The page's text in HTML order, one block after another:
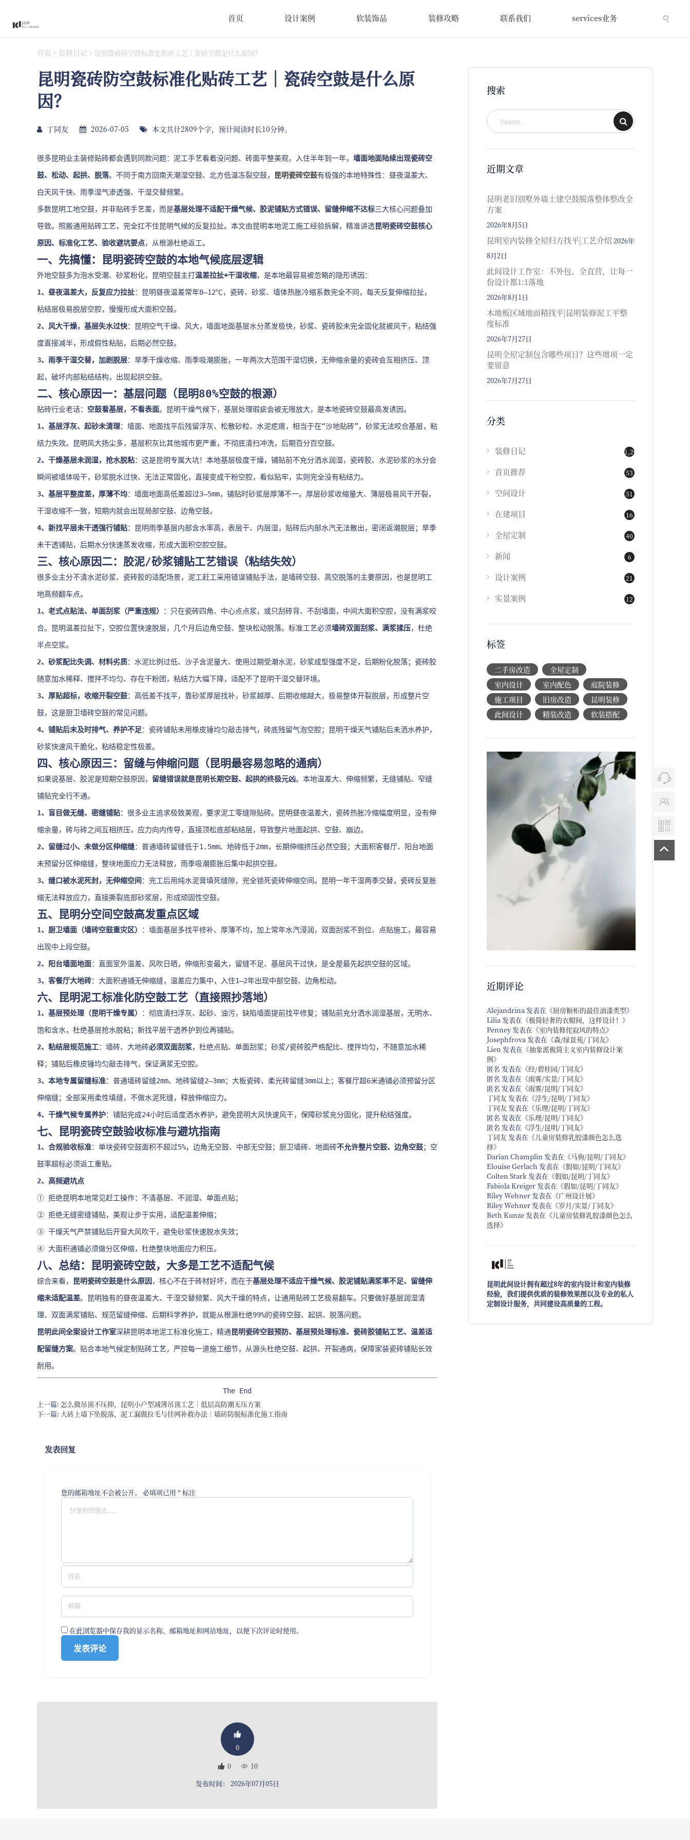
首页 设计案例 软装饰品 装修攻略 联系我们 services业务
首页 > 装修日记 > 昆明瓷砖防空鼓标准化贴砖工艺｜瓷砖空鼓是什么原因？
昆明瓷砖防空鼓标准化贴砖工艺｜瓷砖空鼓是什么原
因？
丁同友 2026-07-05 本文共计2809个字，预计阅读时长10分钟。
很多昆明业主装修贴砖都会遇到同款问题：泥工手艺看着没问题、砖面平整美观，入住半年到一年， 墙面地面陆续出现瓷砖空
鼓、松动、起拱、脱落。不同于南方回南天潮湿空鼓、北方低温冻裂空鼓， 昆明瓷砖空鼓有极强的本地特殊性：昼夜温差大、
白天风干快、雨季湿气渗透强、干湿交替频繁。
多数昆明工地空鼓，并非贴砖手艺差，而是基层处理不适配干燥气候、胶泥铺贴方式错误、留缝伸缩不达标三大核心问题叠加
导致。照搬通用贴砖工艺，完全扛不住昆明气候的反复拉扯。本文由昆明本地泥工施工经验拆解，精准讲透昆明瓷砖空鼓核心
原因、标准化工艺、验收避坑要点，从根源杜绝返工。
一、先搞懂：昆明瓷砖空鼓的本地气候底层逻辑
外地空鼓多为泡水受潮、砂浆粉化，昆明空鼓主打温差拉扯+干湿收缩，是本地最容易被忽略的隐形诱因：
1、昼夜温差大，反复应力拉扯：昆明昼夜温差常年8–12℃，瓷砖、砂浆、墙体热胀冷缩系数完全不同，每天反复伸缩拉扯，
粘结层极易脱层空腔，慢慢形成大面积空鼓。
2、风大干燥，基层失水过快：昆明空气干燥、风大，墙面地面基层水分蒸发极快，砂浆、瓷砖胶未完全固化就被风干，粘结强
度直接减半，形成假性粘贴，后期必然空鼓。
3、雨季干湿交替，加剧脱层：旱季干燥收缩、雨季吸潮膨胀，一年两次大范围干湿切换，无伸缩余量的瓷砖会互相挤压、顶
起，破坏内部粘结结构，出现起拱空鼓。
二、核心原因一：基层问题（昆明80%空鼓的根源）
贴砖行业老话： 空鼓看基层，不看表面。昆明干燥气候下，基层处理瑕疵会被无限放大，是本地瓷砖空鼓最高发诱因。
1、基层浮灰、起砂未清理：墙面、地面找平后残留浮灰、松散砂粒、水泥疙瘩，相当于在“沙地贴砖”，砂浆无法咬合基层，粘
结力失效。昆明风大扬尘多，基层积灰比其他城市更严重，不彻底清扫冲洗，后期百分百空鼓。
2、干燥基层未润湿，抢水脱粘：这是昆明专属大坑！本地基层极度干燥，铺贴前不充分洒水润湿，瓷砖胶、水泥砂浆的水分会
瞬间被墙体吸干，砂浆脱水过快、无法正常固化，直接变成干粉空腔，看似贴牢，实则完全没有粘结力。
3、基层平整度差，厚薄不均：墙面地面高低差超过3–5mm，铺贴时砂浆层厚薄不一。厚层砂浆收缩量大、薄层极易风干开裂，
干湿收缩不一致，短期内就会出现局部空鼓、边角空鼓。
4、新找平层未干透强行铺贴：昆明雨季基层内部含水率高，表层干、内层湿，贴砖后内部水汽无法散出，密闭返潮脱层；旱季
未干透铺贴，后期水分快速蒸发收缩，形成大面积空腔空鼓。
三、核心原因二：胶泥/砂浆铺贴工艺错误（粘结失效）
很多业主分不清水泥砂浆、瓷砖胶的适配场景，泥工赶工采用错误铺贴手法，是墙砖空鼓、高空脱落的主要原因，也是昆明工
地高频翻车点。
1、老式点贴法、单面刮浆（严重违规） ：只在瓷砖四角、中心点点浆，或只刮砖背、不刮墙面，中间大面积空腔，没有满浆咬
合。昆明温差拉扯下，空腔位置快速脱层，几个月后边角空鼓、整块松动脱落。标准工艺必须墙砖双面刮浆、满浆揉压，杜绝
半点空浆。
2、砂浆配比失调、材料劣质：水泥比例过低、沙子含泥量大、使用过期受潮水泥，砂浆成型强度不足，后期粉化脱落；瓷砖胶
随意加水稀释、搅拌不均匀、存在干粉团，粘结力大幅下降，适配不了昆明干湿交替环境。
3、厚贴超标，收缩开裂空鼓：高低差不找平，靠砂浆厚层找补，砂浆越厚、后期收缩越大，极易整体开裂脱层，形成整片空
鼓，这是厨卫墙砖空鼓的常见问题。
4、铺贴后未及时排气、养护不足：瓷砖铺贴未用橡皮锤均匀敲击排气，砖底残留气泡空腔；昆明干燥天气铺贴后未洒水养护，
砂浆快速风干脆化，粘结稳定性极差。
四、核心原因三：留缝与伸缩问题（昆明最容易忽略的通病）
如果说基层、胶泥是短期空鼓原因， 留缝错误就是昆明长期空鼓、起拱的终极元凶。本地温差大、伸缩频繁，无缝铺贴、窄缝
铺贴完全行不通。
1、盲目做无缝、密缝铺贴：很多业主追求极致美观，要求泥工零缝隙贴砖。昆明昼夜温差大，瓷砖热胀冷缩幅度明显，没有伸
缩余量，砖与砖之间互相挤压，应力向内传导，直接顶松底部粘结层，导致整片地面起拱、空鼓、崩边。
2、留缝过小、未做分区伸缩缝：普通墙砖留缝低于1.5mm、地砖低于2mm，长期伸缩挤压必然空鼓；大面积客餐厅、阳台地面
未预留分区伸缩缝，整块地面应力无法释放，雨季吸潮膨胀后集中起拱空鼓。
3、缝口被水泥死封，无伸缩空间 ：完工后用纯水泥膏填死缝隙，完全锁死瓷砖伸缩空间。昆明一年干湿两季交替，瓷砖反复胀
缩无法释放应力，直接撕裂底部砂浆层，形成顽固性空鼓。
五、昆明分空间空鼓高发重点区域
1、厨卫墙面（墙砖空鼓重灾区） ：墙面基层多找平修补、厚薄不均，加上常年水汽浸润，双面刮浆不到位、点贴施工，最容易
出现中上段空鼓。
2、阳台墙面地面：直面室外温差、风吹日晒，伸缩形变最大，留缝不足、基层风干过快，是全屋最先起拱空鼓的区域。
3、客餐厅大地砖：大面积通铺无伸缩缝，温差应力集中，入住1–2年出现中部空鼓、边角松动。
六、昆明泥工标准化防空鼓工艺（直接照抄落地）
1、基层预处理（昆明干燥专属） ：彻底清扫浮灰、起砂、油污，缺陷墙面提前找平修复；铺贴前充分洒水润湿基层，无明水、
饱和含水，杜绝基层抢水脱粘；新找平层干透养护到位再铺贴。
2、粘结层规范施工：墙砖、大地砖必须双面刮浆，杜绝点贴、单面刮浆；砂浆/瓷砖胶严格配比、搅拌均匀，不随意加水稀
释；铺贴后橡皮锤均匀敲击排气，保证满浆无空腔。
3、本地专属留缝标准：普通墙砖留缝2mm、地砖留缝2–3mm；大板瓷砖、柔光砖留缝3mm以上；客餐厅超6米通铺必须预留分区
伸缩缝；全部采用柔性填缝，不做水泥死缝，释放伸缩应力。
4、干燥气候专属养护：铺贴完成24小时后适度洒水养护，避免昆明大风快速风干，保障砂浆充分固化，提升粘结强度。
七、昆明瓷砖空鼓验收标准与避坑指南
1、合规验收标准：单块瓷砖空鼓面积不超过5%，边角无空鼓、中部无空鼓；厨卫墙砖、地面砖不允许整片空鼓、边角空鼓；空
鼓率超标必须返工重贴。
2、高频避坑点
① 拒绝昆明本地常见赶工操作：不清基层、不润湿、单面点贴；
② 拒绝无缝密缝铺贴，美观让步于实用，适配温差伸缩；
③ 干燥天气严禁铺贴后开窗大风吹干，避免砂浆快速脱水失效；
④ 大面积通铺必须做分区伸缩，杜绝整块地面应力积压。
八、总结：昆明瓷砖空鼓，大多是工艺不适配气候
综合来看， 昆明瓷砖空鼓是什么原因 ，核心不在于砖材好坏，而在于基层处理不适应干燥气候、胶泥铺贴满浆率不足、留缝伸
缩未适配温差。昆明独有的昼夜温差大、干湿交替频繁、风大干燥的特点，让通用贴砖工艺极易翻车。只要做好基层润湿清
理、双面满浆铺贴、规范留缝伸缩、后期科学养护，就能从根源杜绝99%的瓷砖空鼓、起拱、脱落问题。
昆明此间全案设计工作室深耕昆明本地泥工标准化施工，精通昆明瓷砖空鼓预防、基层预处理标准、瓷砖胶铺贴工艺、温差适
配留缝方案。贴合本地气候定制贴砖工艺，严控每一道施工细节，从源头杜绝空鼓、起拱、开裂通病，保障家装瓷砖铺贴长效
耐用。
The End
上一篇: 怎么做吊顶不压抑，昆明小户型减薄吊顶工艺｜低层高防潮无压方案
下一篇: 大砖上墙下坠脱落，泥工漏做拉毛与挂网补救办法｜墙砖防脱标准化施工指南
发表回复
您的邮箱地址不会被公开。 必填项已用 *标注
在此浏览器中保存我的显示名称、邮箱地址和网站地址，以便下次评论时使用。
0
0
10
发布时间： 2026年07月05日
搜索
近期文章
昆明老旧别墅外墙土建空鼓脱落整体整改全
方案
2026年8月5日
昆明室内装修全屋归方找平|工艺介绍 2026年
8月2日
此间设计工作室：不外包、全直营，让每一
份设计都1:1落地
2026年8月1日
木地板区域地面精找平|昆明装修泥工平整
度标准
2026年7月27日
昆明全屋定制包含哪些项目？这些增项一定
要留意
2026年7月27日
分类
装修日记 1,202
首页推荐 53
空间设计 51
在建项目 16
全屋定制 40
新闻 6
设计案例 21
实景案例 12
标签
二手房改造
全屋定制
室内设计
室内配色
庭院装修
施工项目
旧房改造
昆明装修
此间设计
精装改造 软装搭配
近期评论
Alejandrina 发表在《厨房橱柜的最佳油漆类型》
Lilia 发表在《极简轻奢的衣帽间，这样设计！ 》
Penney发表在《室内装修侘寂风的特点》
Josephfrova 发表在《森/绿景苑/丁同友》
Lien 发表在《抽象派极简主义室内装修设计案
例》
匿名 发表在《经/碧桂园/丁同友》
匿名 发表在《雨雾/实景/丁同友》
匿名 发表在《雨雾/昆明/丁同友》
丁同友 发表在《浮生/昆明/丁同友》
丁同友 发表在《乐理/昆明/丁同友》
匿名 发表在《乐理/昆明/丁同友》
匿名 发表在《浮生/昆明/丁同友》
丁同友 发表在《儿童房装修乳胶漆颜色怎么选
择》
Darian Champlin 发表在《马驹/昆明/丁同友》
Elouise Gerlach 发表在《假如/昆明/丁同友》
Colten Stark 发表在《假如/昆明/丁同友》
Fabiola Kreiger 发表在《假如/昆明/丁同友》
Riley Wehner 发表在《广州设计展》
Riley Wehner 发表在《岁月/实景/丁同友》
Beth Kunze 发表在《儿童房装修乳胶漆颜色怎么
选择》
昆明此间设计拥有超过8年的室内设计和室内装修
经验，我们提供优质的装修效果图以及专业的私人
定制设计服务，共同建设高质量的工程。